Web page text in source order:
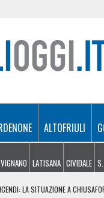
ALTOFRIULI
LATISANA CIVIDALE
LA SITUAZIONE A